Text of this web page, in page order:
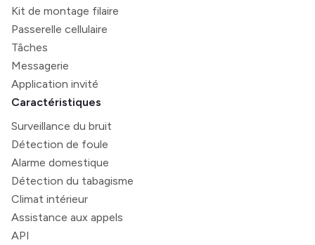
Kit de montage filaire
Passerelle cellulaire
Tâches
Messagerie
Application invité
Caractéristiques
Surveillance du bruit
Détection de foule
Alarme domestique
Détection du tabagisme
Climat intérieur
Assistance aux appels
API